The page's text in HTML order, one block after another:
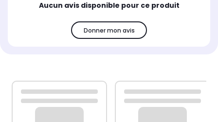
Aucun avis disponible pour ce produit
Donner mon avis